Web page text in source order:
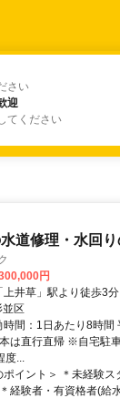
さい
迎
てください
迎
道修理・水回
円
上井草」駅より徒歩3分
区
間：1日あたり8時間
は直行直帰 ※自宅駐
度...
ポイント＞ ＊未経験
経験者・有資格者(給